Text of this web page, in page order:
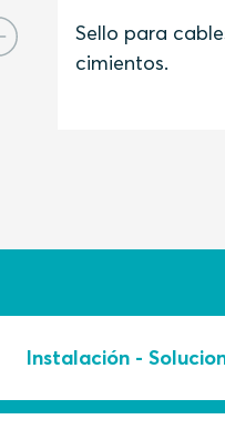
Sello para
cimientos.
Instalación -